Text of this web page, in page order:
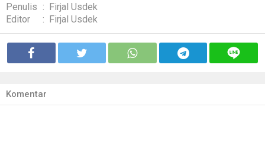
Penulis : Firjal Usdek
Editor
: Firjal Usdek
Komentar